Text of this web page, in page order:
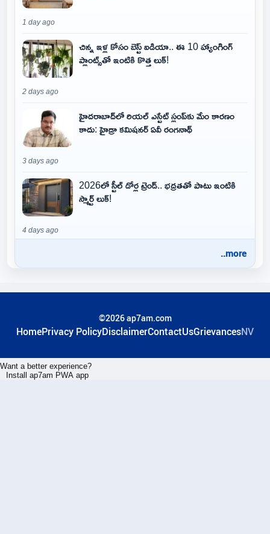
1 day ago
చిన్న ఇళ్ల కోసం బెస్ట్ ఐడియా.. ఈ 10 హ్యాంగింగ్
ప్లాంట్స్‌తో ఇంటికి కొత్త లుక్!
2 days ago
హైదరాబాద్‌లో రియల్ ఎస్టేట్ స్లంప్‌కు మేం కారణం
కాదు: హైడ్రా కమిషనర్ ఏవీ రంగనాథ్
3 days ago
2026లో స్టీల్ డోర్ల ట్రెండ్.. భద్రతతో పాటు ఇంటికి
స్మార్ట్ లుక్!
4 days ago
..more
©2026 ap7am.com
HomePrivacy PolicyDisclaimerContactUsGrievancesNV
Want a better experience?
Install ap7am PWA app